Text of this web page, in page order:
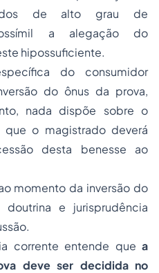
de alto grau de
a alegação do
hipossuficiente.
do consumidor
do ônus da prova,
nada dispõe sobre o
o magistrado deverá
desta benesse ao
momento da inversão do
e jurisprudência
corrente entende que a
deve ser decidida no